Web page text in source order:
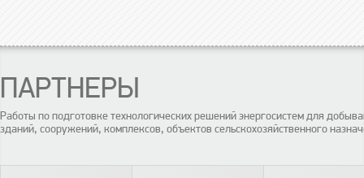
ПАРТНЕРЫ
Работы по подготовке технологических решений энергосистем для
зданий, сооружений, комплексов, объектов сельскохозяйственного